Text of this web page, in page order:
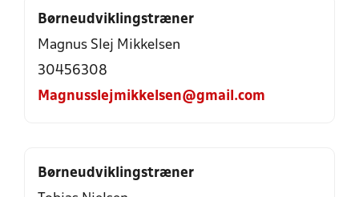
Børneudviklingstræner
Magnus Slej Mikkelsen
30456308
Magnusslejmikkelsen@gmail.com
Børneudviklingstræner